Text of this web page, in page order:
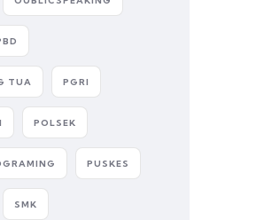
TUA PGRI
POLSEK
PUSKES
SMK